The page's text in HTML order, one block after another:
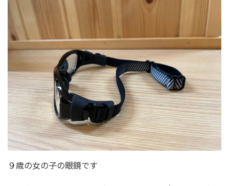
９歳の女の子の眼鏡です